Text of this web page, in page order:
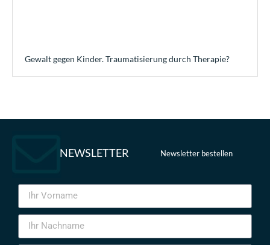
Gewalt gegen Kinder. Traumatisierung durch Therapie?
NEWSLETTER Newsletter bestellen